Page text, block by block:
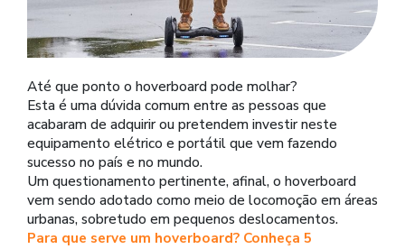
Até que ponto o hoverboard pode molhar?
Esta é uma dúvida comum entre as pessoas que
acabaram de adquirir ou pretendem investir neste
equipamento elétrico e portátil que vem fazendo
sucesso no país e no mundo.
Um questionamento pertinente, afinal, o hoverboard
vem sendo adotado como meio de locomoção em áreas
urbanas, sobretudo em pequenos deslocamentos.
Para que serve um hoverboard? Conheça 5